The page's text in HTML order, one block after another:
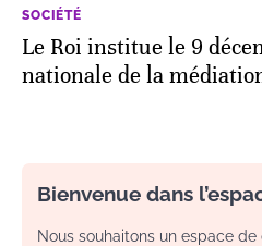
SOCIÉTÉ
Le Roi institue le 9
nationale de la
Bienvenue dans
Nous souhaitons un espace